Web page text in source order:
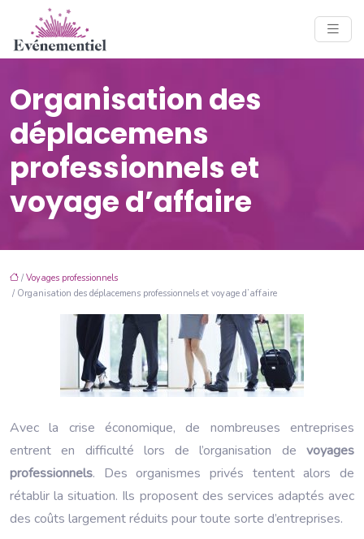
Organisation des
déplacemens
professionnels et
voyage d’affaire
/ Voyages professionnels
/ Organisation des déplacemens professionnels et voyage d’affaire
Avec la crise économique, de nombreuses entreprises
entrent en difficulté lors de l’organisation de voyages
professionnels. Des organismes privés tentent alors de
rétablir la situation. Ils proposent des services adaptés avec
des coûts largement réduits pour toute sorte d’entreprises.